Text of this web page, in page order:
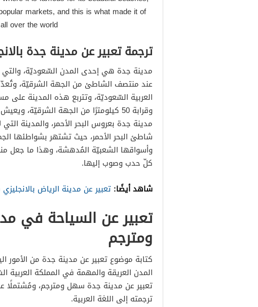
markets, and this is what made it of
over the world.
ترجمة تعبير عن مدينة جدة
مدينة جدة هي إحدى المدن السّعوديّة، والتي
عند منتصف الشاطئ من الجهة الشرقيّة، وتُعدّ
مدينة جدة بعروس البحر الأحمر، والمدينة
شاطئ البحر الأحمر، حيث تشتهر بشواطئها
وأسواقها الشعبيّة المُدهشة، وهذا ما جعل
كلّ حدب وصوب إليها.
شاهد أيضًا: تعبير عن مدينة الرياض
تعبير عن السياحة في
ومترجم
كتابة موضوع تعبير عن مدينة جدة من الأمور
المدن العريقة والمهمة في المملكة
تعبير عن مدينة جدة سهل ومترجم، ومُشتملًا
ترجمته إلى اللغة العربية.